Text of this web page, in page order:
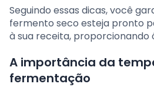
Seguindo essas dicas, você
fermento seco esteja pronto
à sua receita, proporcionando
A importância da
fermentação